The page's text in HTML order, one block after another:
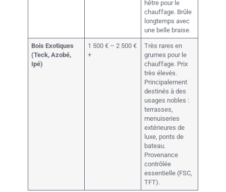
hêtre pour le
chauffage. Brûle
longtemps avec
une belle braise.
Bois Exotiques
(Teck, Azobé,
Ipé)
1 500 € – 2 500 €
+
Très rares en
grumes pour le
chauffage. Prix
très élevés.
Principalement
destinés à des
usages nobles :
terrasses,
menuiseries
extérieures de
luxe, ponts de
bateau.
Provenance
contrôlée
essentielle (FSC,
TFT).